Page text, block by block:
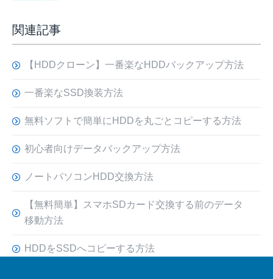
関連記事
【HDDクローン】一番楽なHDDバックアップ方法
一番楽なSSD換装方法
無料ソフトで簡単にHDDを丸ごとコピーする方法
初心者向けデータバックアップ方法
ノートパソコンHDD交換方法
【無料簡単】スマホSDカード交換する前のデータ
移動方法
HDDをSSDへコピーする方法